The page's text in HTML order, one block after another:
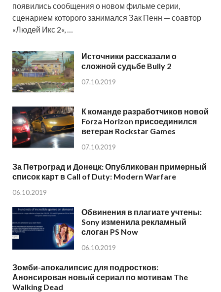
появились сообщения о новом фильме серии,
сценарием которого занимался Зак Пенн — соавтор
«Людей Икс 2«, …
Источники рассказали о
сложной судьбе Bully 2
07.10.2019
К команде разработчиков новой
Forza Horizon присоединился
ветеран Rockstar Games
07.10.2019
За Петроград и Донецк: Опубликован примерный
список карт в Call of Duty: Modern Warfare
06.10.2019
Обвинения в плагиате учтены:
Sony изменила рекламный
слоган PS Now
06.10.2019
Зомби-апокалипсис для подростков:
Анонсирован новый сериал по мотивам The
Walking Dead